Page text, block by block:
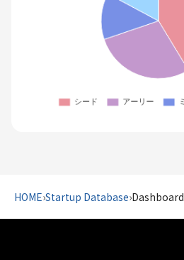
HOME›Startup Database›Dashboard